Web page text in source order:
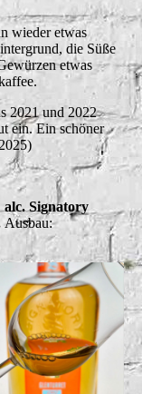
wieder etwas
die Süße
etwas
2021 und 2022
ein. Ein schöner
alc. Signatory
Ausbau: